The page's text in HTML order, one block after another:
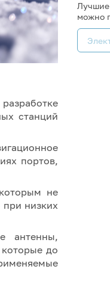
станций
портов,
не
при низких
антенны,
до
Лучшие
можно